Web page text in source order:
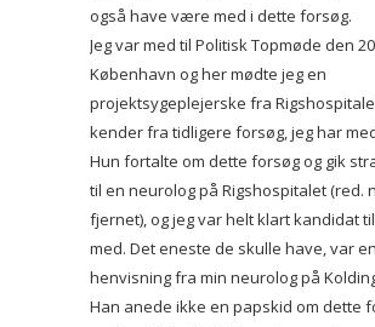
også have være med i dette forsøg.
Jeg var med til Politisk Topmøde den
København og her mødte jeg en
projektsygeplejerske fra
kender fra tidligere forsøg, jeg har
Hun fortalte om dette forsøg og gik
til en neurolog på Rigshospitalet (red.
fjernet), og jeg var helt klart kandidat
med. Det eneste de skulle have, var en
henvisning fra min neurolog på
Han anede ikke en papskid om dette